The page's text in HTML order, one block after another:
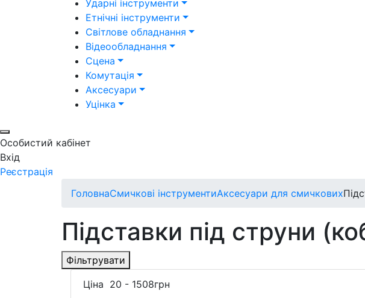
Ударні інструменти
Етнічні інструменти
Світлове обладнання
Відеообладнання
Сцена
Комутація
Аксесуари
Уцінка
Особистий кабінет
Вхід
Реєстрація
ГоловнаСмичкові інструментиАксесуари для смичкових
Підставки під струни
Фільтрувати
Ціна 20 - 1508грн